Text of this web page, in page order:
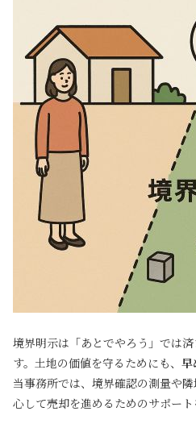
境界明示は「あとでやろう」では
す。土地の価値を守るためにも、 早
当事務所では、境界確認の測量や
心して売却を進めるためのサポート